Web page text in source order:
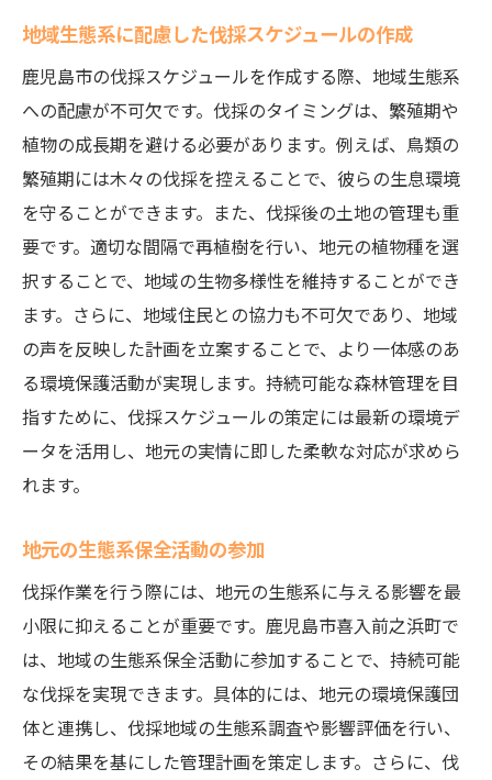
地域生態系に配慮した伐採スケジュールの作成
鹿児島市の伐採スケジュールを作成する際、地域生態系
への配慮が不可欠です。伐採のタイミングは、繁殖期や
植物の成長期を避ける必要があります。例えば、鳥類の
繁殖期には木々の伐採を控えることで、彼らの生息環境
を守ることができます。また、伐採後の土地の管理も重
要です。適切な間隔で再植樹を行い、地元の植物種を選
択することで、地域の生物多様性を維持することができ
ます。さらに、地域住民との協力も不可欠であり、地域
の声を反映した計画を立案することで、より一体感のあ
る環境保護活動が実現します。持続可能な森林管理を目
指すために、伐採スケジュールの策定には最新の環境デ
ータを活用し、地元の実情に即した柔軟な対応が求めら
れます。
地元の生態系保全活動の参加
伐採作業を行う際には、地元の生態系に与える影響を最
小限に抑えることが重要です。鹿児島市喜入前之浜町で
は、地域の生態系保全活動に参加することで、持続可能
な伐採を実現できます。具体的には、地元の環境保護団
体と連携し、伐採地域の生態系調査や影響評価を行い、
その結果を基にした管理計画を策定します。さらに、伐